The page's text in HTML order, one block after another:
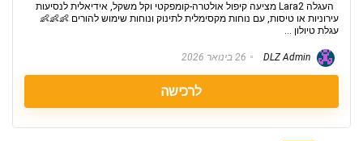
העגלה Lara2 מציעה קיפול אולטרה-קומפקטי וקל משקל, אידיאלית לנסיעות
עירוניות או טיסות, עם נוחות מקסימלית לתינוק ונוחות שימוש להורים 👶👶👶
עגלת טיולון ...
26 בינואר 2026
לרכישה